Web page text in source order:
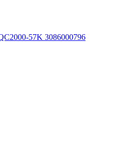
57K 3086000796